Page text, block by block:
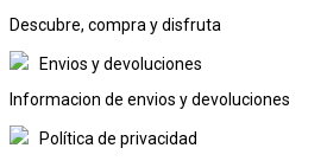
Descubre, compra y disfruta
Envios y devoluciones
Informacion de envios y devoluciones
Política de privacidad